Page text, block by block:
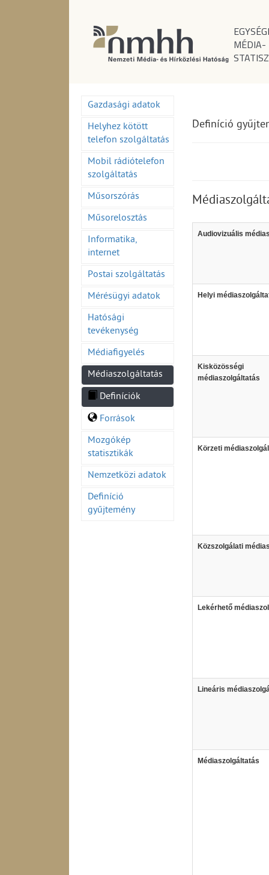
MÉDIA-
Gazdasági adatok
Helyhez kötött
telefon szolgáltatás
Mobil rádiótelefon
szolgáltatás
Műsorszórás
Műsorelosztás
Informatika,
internet
Postai szolgáltatás
Mérésügyi adatok
Hatósági
tevékenység
Médiafigyelés
Médiaszolgáltatás
Definíciók
Források
Mozgókép
statisztikák
Nemzetközi adatok
Definíció
gyűjtemény
Definíció
Audiovizuális
Helyi
Kisközösségi
médiaszolgáltatás
Körzeti
Közszolgálati
Lekérhető
Lineáris
Médiaszolgáltatás